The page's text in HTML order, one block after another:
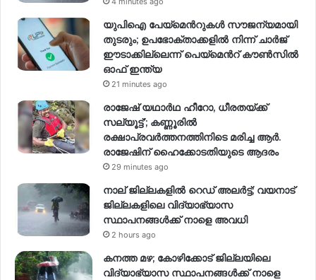
യുപിഐ പേയ്മെന്‍റുകൾ സൗജന്യമായി
തുടരും; ഉപഭോക്താക്കളിൽ നിന്ന് ചാർജ്
ഈടാക്കില്ലെന്ന് പെയ്മെന്‍റ് കൗൺസിൽ
ഓഫ് ഇന്ത്യ
21 minutes ago
രാജേഷ് യഥാര്‍ഥ ഹീറോ, ധീരതയ്ക്ക്
സല്യൂട്ട്’; കണ്ണൂരിൽ
രക്ഷാപ്രവര്‍ത്തനത്തിനിടെ മരിച്ച ആര്‍.
രാജേഷിന് ഹൈക്കോടതിയുടെ ആദരം
29 minutes ago
നാല് ജില്ലകളിൽ റെഡ് അലർട്ട്; വയനാട്
ജില്ലകളിലെ വിദ്യാഭ്യാസ
സ്ഥാപനങ്ങൾക്ക് നാളെ അവധി
2 hours ago
കനത്ത മഴ; കോഴിക്കോട് ജില്ലയിലെ
വിദ്യാഭ്യാസ സ്ഥാപനങ്ങൾക്ക് നാളെ